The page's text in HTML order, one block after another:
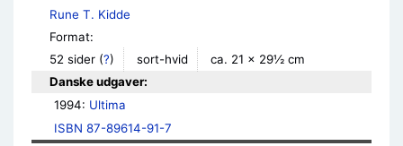
Rune T. Kidde
Format:
52 sider (?) sort-hvid
ca. 21 × 29½ cm
Danske udgaver:
1994: Ultima
ISBN 87-89614-91-7